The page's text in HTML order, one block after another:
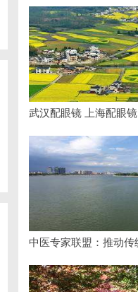
武汉配眼镜 上海配眼镜